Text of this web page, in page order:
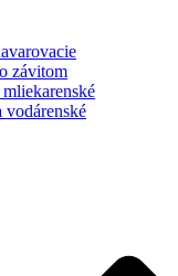
závitom
vodárenské